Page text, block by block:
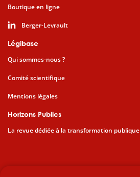
Boutique en ligne
Berger-Levrault
Légibase
Qui sommes-nous ?
Comité scientifique
Mentions légales
Horizons Publics
La revue dédiée à la transformation publique